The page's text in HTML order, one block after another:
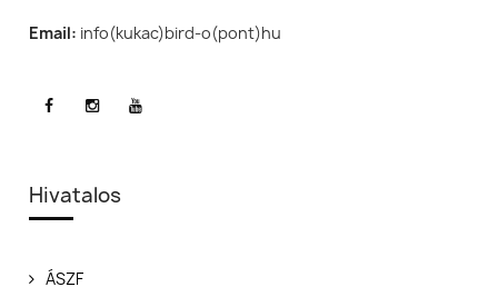
Email: info(kukac)bird-o(pont)hu
Hivatalos
ÁSZF